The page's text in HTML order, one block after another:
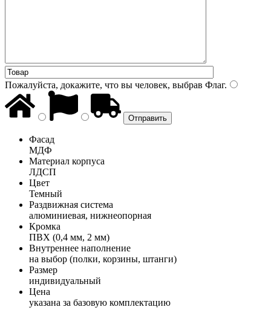
Пожалуйста, докажите, что вы человек, выбрав Флаг.
Фасад
МДФ
Материал корпуса
ЛДСП
Цвет
Темный
Раздвижная система
алюминиевая, нижнеопорная
Кромка
ПВХ (0,4 мм, 2 мм)
Внутреннее наполнение
на выбор (полки, корзины, штанги)
Размер
индивидуальный
Цена
указана за базовую комплектацию